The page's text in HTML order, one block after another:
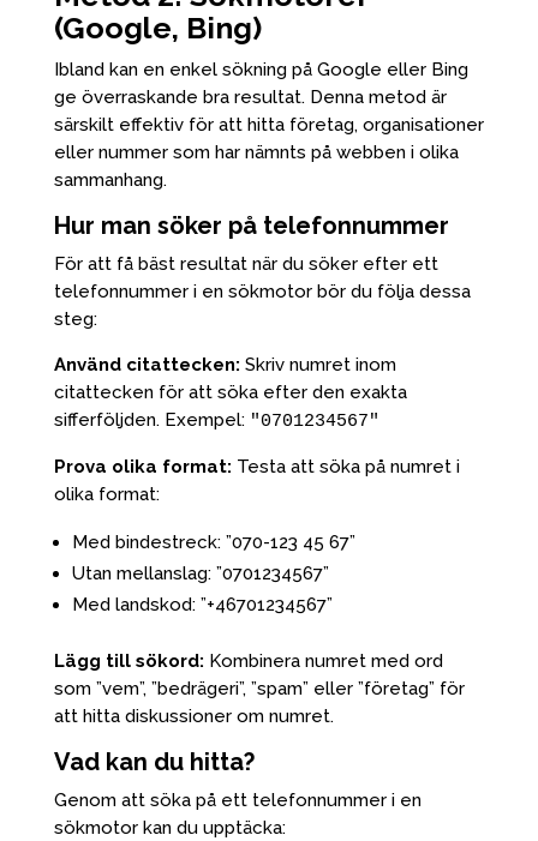
(Google, Bing)
Ibland kan en enkel sökning på Google eller Bing
ge överraskande bra resultat. Denna metod är
särskilt effektiv för att hitta företag, organisationer
eller nummer som har nämnts på webben i olika
sammanhang.
Hur man söker på telefonnummer
För att få bäst resultat när du söker efter ett
telefonnummer i en sökmotor bör du följa dessa
steg:
Använd citattecken: Skriv numret inom
citattecken för att söka efter den exakta
sifferföljden. Exempel: "0701234567"
Prova olika format: Testa att söka på numret i
olika format:
Med bindestreck: ”070-123 45 67”
Utan mellanslag: ”0701234567”
Med landskod: ”+46701234567”
Lägg till sökord: Kombinera numret med ord
som ”vem”, ”bedrägeri”, ”spam” eller ”företag” för
att hitta diskussioner om numret.
Vad kan du hitta?
Genom att söka på ett telefonnummer i en
sökmotor kan du upptäcka: